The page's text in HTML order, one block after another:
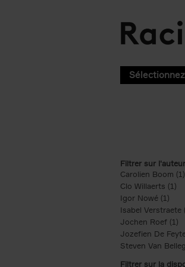
Filtrer sur l'auteur
Carolien Boom (1)
Clo Willaerts (1)
Igor Nowé (1)
Isabel Verstraete
Jochen Roef (1)
Jozefien De
Steven Van
Filtrer sur la